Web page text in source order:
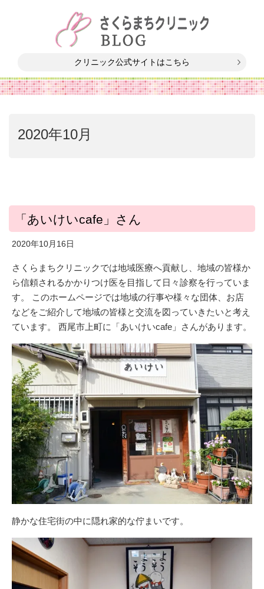
クリニック公式サイトはこちら
2020年10月
「あいけいcafe」さん
2020年10月16日
さくらまちクリニックでは地域医療へ貢献し、地域の皆様か
ら信頼されるかかりつけ医を目指して日々診察を行っていま
す。 このホームページでは地域の行事や様々な団体、お店
などをご紹介して地域の皆様と交流を図っていきたいと考え
ています。 西尾市上町に「あいけいcafe」さんがあります。
静かな住宅街の中に隠れ家的な佇まいです。